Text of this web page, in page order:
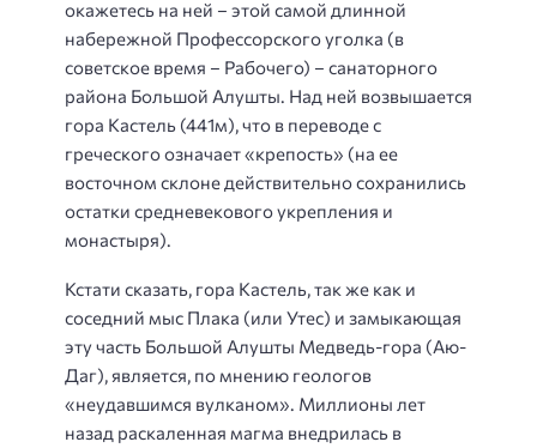
окажетесь на ней – этой самой длинной
набережной Профессорского уголка (в
советское время – Рабочего) – санаторного
района Большой Алушты. Над ней возвышается
гора Кастель (441м), что в переводе с
греческого означает «крепость» (на ее
восточном склоне действительно сохранились
остатки средневекового укрепления и
монастыря).
Кстати сказать, гора Кастель, так же как и
соседний мыс Плака (или Утес) и замыкающая
эту часть Большой Алушты Медведь-гора (Аю-
Даг), является, по мнению геологов
«неудавшимся вулканом». Миллионы лет
назад раскаленная магма внедрилась в